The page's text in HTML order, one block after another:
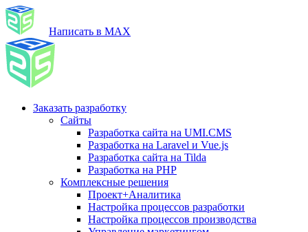
Написать в MAX
Заказать разработку
Сайты
Разработка сайта на UMI.CMS
Разработка на Laravel и Vue.js
Разработка сайта на Tilda
Разработка на PHP
Комплексные решения
Проект+Аналитика
Настройка процессов разработки
Настройка процессов производства